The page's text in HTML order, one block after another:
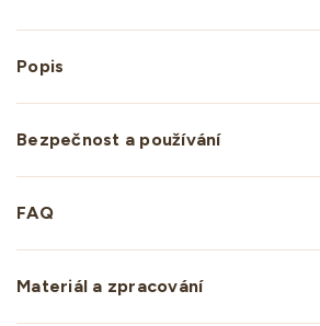
Popis
Bezpečnost a používání
FAQ
Materiál a zpracování